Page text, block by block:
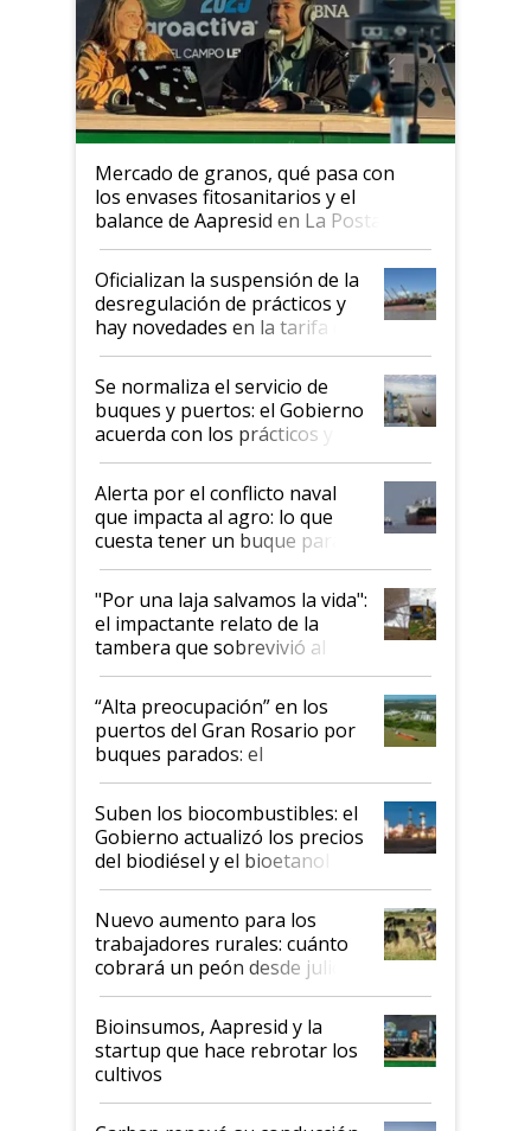
Mercado de granos, qué pasa con
los envases fitosanitarios y el
balance de Aapresid en La Posta
Oficializan la suspensión de la
desregulación de prácticos y
hay novedades en la tarifa de
la hidrovía
Se normaliza el servicio de
buques y puertos: el Gobierno
acuerda con los prácticos y
suspende el decreto de
desregulación
Alerta por el conflicto naval
que impacta al agro: lo que
cuesta tener un buque parado
y el peligro de que Argentina
pase a ser "país sucio"
"Por una laja salvamos la vida":
el impactante relato de la
tambera que sobrevivió al
tornado
“Alta preocupación” en los
puertos del Gran Rosario por
buques parados: el
funcionamiento de las
exportadoras en tensión tras
la medida de fuerza de los
prácticos
Suben los biocombustibles: el
Gobierno actualizó los precios
del biodiésel y el bioetanol
Nuevo aumento para los
trabajadores rurales: cuánto
cobrará un peón desde julio
Bioinsumos, Aapresid y la
startup que hace rebrotar los
cultivos